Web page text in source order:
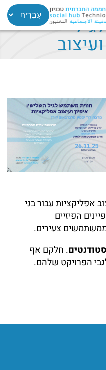
אפליקציות עבור בני
הפיזיים
ממשתמשים צעירים.
. חלקם אף
הפרויקט שלהם.